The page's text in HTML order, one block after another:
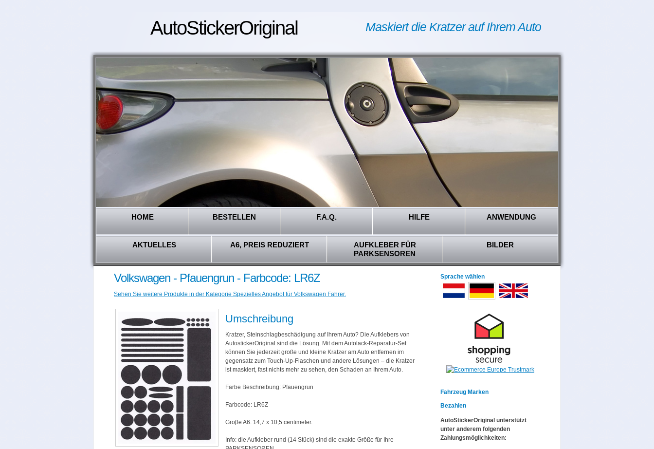
AutoStickerOriginal Maskiert die Kratzer auf Ihrem Auto
HOME BESTELLEN F.A.Q. HILFE ANWENDUNG
AKTUELLES A6, PREIS REDUZIERT
AUFKLEBER FÜR
PARKSENSOREN
BILDER
Volkswagen - Pfauengrun - Farbcode: LR6Z
Sehen Sie weitere Produkte in der Kategorie Spezielles Angebot für Volkswagen Fahrer.
Umschreibung
Kratzer, Steinschlagbeschädigung auf Ihrem Auto? Die Aufklebers von
AutostickerOriginal sind die Lösung. Mit dem Autolack-Reparatur-Set
können Sie jederzeit große und kleine Kratzer am Auto entfernen im
gegensatz zum Touch-Up-Flaschen und andere Lösungen – die Kratzer
ist maskiert, fast nichts mehr zu sehen, den Schaden an Ihrem Auto.
Farbe Beschreibung: Pfauengrun
Farbcode: LR6Z
Groβe A6: 14,7 x 10,5 centimeter.
Info: die Aufkleber rund (14 Stück) sind die exakte Größe für Ihre
Sprache wählen
Fahrzeug Marken
Bezahlen
AutoStickerOriginal unterstützt
unter anderem folgenden
Zahlungsmöglichkeiten: